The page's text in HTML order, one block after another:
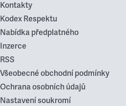
Kontakty
Kodex Respektu
Nabídka předplatného
Inzerce
RSS
Všeobecné obchodní podmínky
Ochrana osobních údajů
Nastavení soukromí